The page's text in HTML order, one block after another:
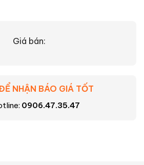
Giá bán:
NHẬN BÁO GIÁ TỐT
0906.47.35.47